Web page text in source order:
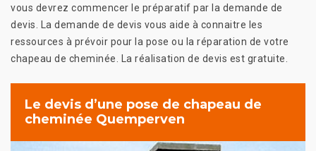
vous devrez commencer le préparatif par la demande de
devis. La demande de devis vous aide à connaitre les
ressources à prévoir pour la pose ou la réparation de votre
chapeau de cheminée. La réalisation de devis est gratuite.
Le devis d’une pose de chapeau de
cheminée Quemperven